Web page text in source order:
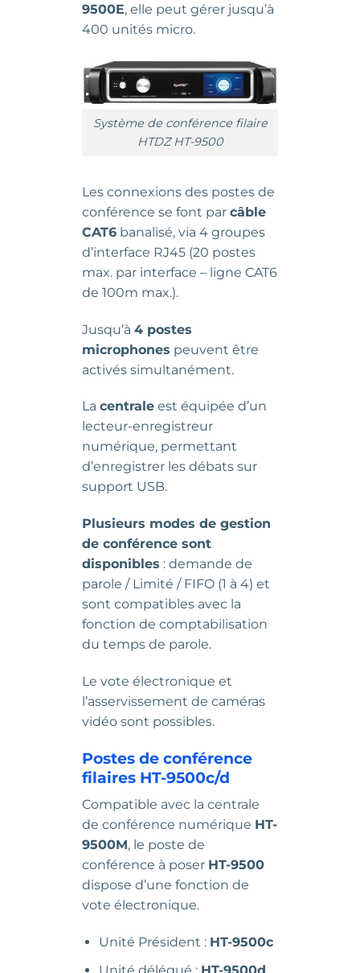
9500E, elle peut gérer jusqu’à
400 unités micro.
Système de conférence filaire
HTDZ HT-9500
Les connexions des postes de
conférence se font par câble
CAT6banalisé, via 4 groupes
d’interface RJ45 (20 postes
max. par interface – ligne CAT6
de 100m max.).
Jusqu’à 4 postes
microphones peuvent être
activés simultanément.
La centraleest équipée d’un
lecteur-enregistreur
numérique, permettant
d’enregistrer les débats sur
support USB.
Plusieurs modes de gestion
de conférence sont
disponibles : demande de
parole / Limité / FIFO (1 à 4) et
sont compatibles avec la
fonction de comptabilisation
du temps de parole.
Le vote électronique et
l’asservissement de caméras
vidéo sont possibles.
Postes de conférence
filaires HT-9500c/d
Compatible avec la centrale
de conférence numérique HT-
9500M, le poste de
conférence à poser HT-9500
dispose d’une fonction de
vote électronique.
Unité Président : HT-9500c